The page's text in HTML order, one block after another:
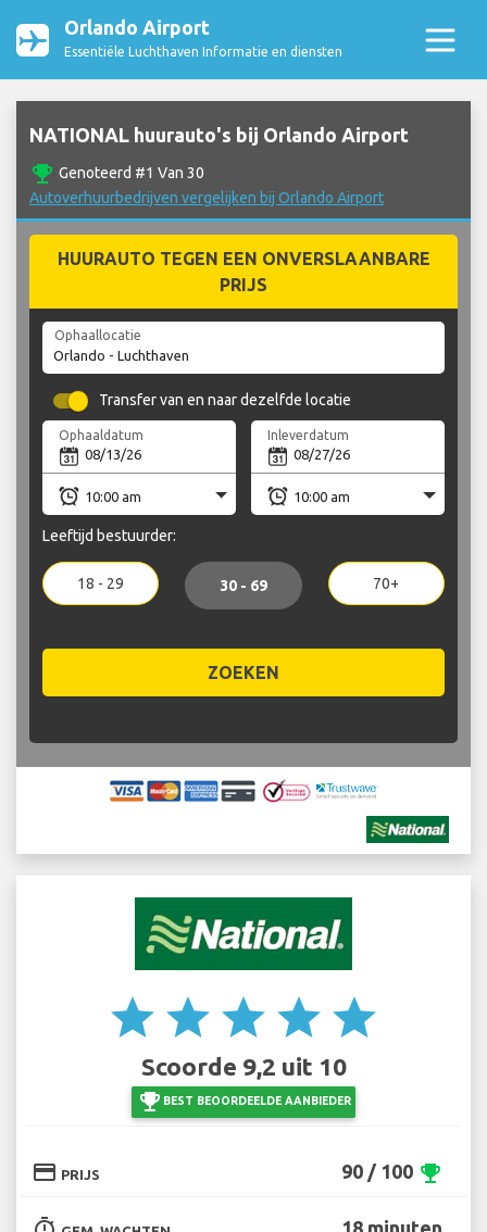
Orlando Airport
Essentiële Luchthaven Informatie en diensten
NATIONAL huurauto's bij Orlando Airport
emoji_events Genoteerd #1 Van 30
Autoverhuurbedrijven vergelijken bij Orlando Airport
HUURAUTO TEGEN EEN ONVERSLAANBARE
PRIJS
Ophaallocatie
Transfer van en naar dezelfde locatie
Ophaaldatum Inleverdatum
Leeftijd bestuurder:
18 - 29 30 - 69 70+
ZOEKEN
star star star star star
Scoorde 9,2 uit 10
emoji_events BEST BEOORDEELDE AANBIEDER
credit_card PRIJS 90 / 100 emoji_events